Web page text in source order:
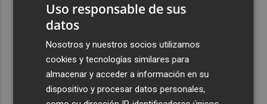
hemos entrenado"
Controlado el incendio en Sierra Engarcerán (Castellón)
La capacidad de los modelos de IA para burlar la
seguridad alarma a gobiernos y empresas
Uso responsable de sus
datos
Nosotros y nuestros socios utilizamos
cookies y tecnologías similares para
almacenar y acceder a información en su
dispositivo y procesar datos personales,